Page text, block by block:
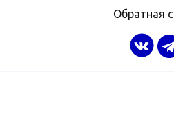
Обратная